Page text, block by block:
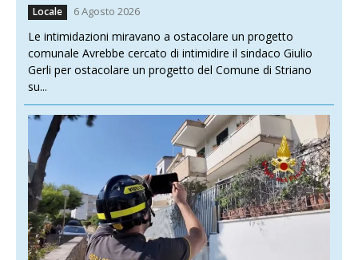
Locale 6 Agosto 2026
Le intimidazioni miravano a ostacolare un progetto
comunale Avrebbe cercato di intimidire il sindaco Giulio
Gerli per ostacolare un progetto del Comune di Striano
su...